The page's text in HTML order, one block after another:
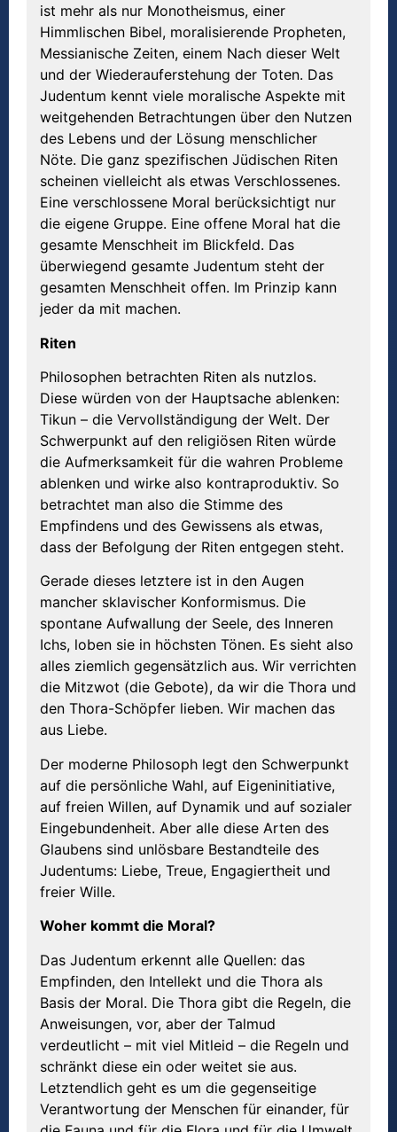
ist mehr als nur Monotheismus, einer
Himmlischen Bibel, moralisierende Propheten,
Messianische Zeiten, einem Nach dieser Welt
und der Wiederauferstehung der Toten. Das
Judentum kennt viele moralische Aspekte mit
weitgehenden Betrachtungen über den Nutzen
des Lebens und der Lösung menschlicher
Nöte. Die ganz spezifischen Jüdischen Riten
scheinen vielleicht als etwas Verschlossenes.
Eine verschlossene Moral berücksichtigt nur
die eigene Gruppe. Eine offene Moral hat die
gesamte Menschheit im Blickfeld. Das
überwiegend gesamte Judentum steht der
gesamten Menschheit offen. Im Prinzip kann
jeder da mit machen.
Riten
Philosophen betrachten Riten als nutzlos.
Diese würden von der Hauptsache ablenken:
Tikun – die Vervollständigung der Welt. Der
Schwerpunkt auf den religiösen Riten würde
die Aufmerksamkeit für die wahren Probleme
ablenken und wirke also kontraproduktiv. So
betrachtet man also die Stimme des
Empfindens und des Gewissens als etwas,
dass der Befolgung der Riten entgegen steht.
Gerade dieses letztere ist in den Augen
mancher sklavischer Konformismus. Die
spontane Aufwallung der Seele, des Inneren
Ichs, loben sie in höchsten Tönen. Es sieht also
alles ziemlich gegensätzlich aus. Wir verrichten
die Mitzwot (die Gebote), da wir die Thora und
den Thora-Schöpfer lieben. Wir machen das
aus Liebe.
Der moderne Philosoph legt den Schwerpunkt
auf die persönliche Wahl, auf Eigeninitiative,
auf freien Willen, auf Dynamik und auf sozialer
Eingebundenheit. Aber alle diese Arten des
Glaubens sind unlösbare Bestandteile des
Judentums: Liebe, Treue, Engagiertheit und
freier Wille.
Woher kommt die Moral?
Das Judentum erkennt alle Quellen: das
Empfinden, den Intellekt und die Thora als
Basis der Moral. Die Thora gibt die Regeln, die
Anweisungen, vor, aber der Talmud
verdeutlicht – mit viel Mitleid – die Regeln und
schränkt diese ein oder weitet sie aus.
Letztendlich geht es um die gegenseitige
Verantwortung der Menschen für einander, für